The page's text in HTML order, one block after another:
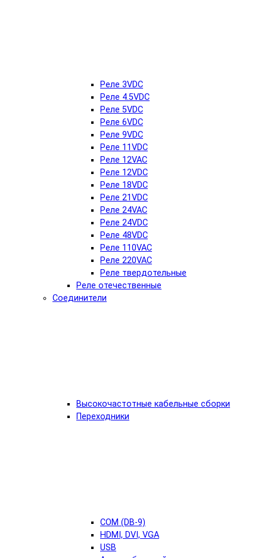
Реле 3VDC
Реле 4.5VDC
Реле 5VDC
Реле 6VDC
Реле 9VDC
Реле 11VDC
Реле 12VAC
Реле 12VDC
Реле 18VDC
Реле 21VDC
Реле 24VAC
Реле 24VDC
Реле 48VDC
Реле 110VAC
Реле 220VAC
Реле твердотельные
Реле отечественные
Соединители
Высокочастотные кабельные сборки
Переходники
COM (DB-9)
HDMI, DVI, VGA
USB